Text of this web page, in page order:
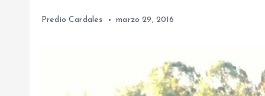
Predio Cardales marzo 29, 2016